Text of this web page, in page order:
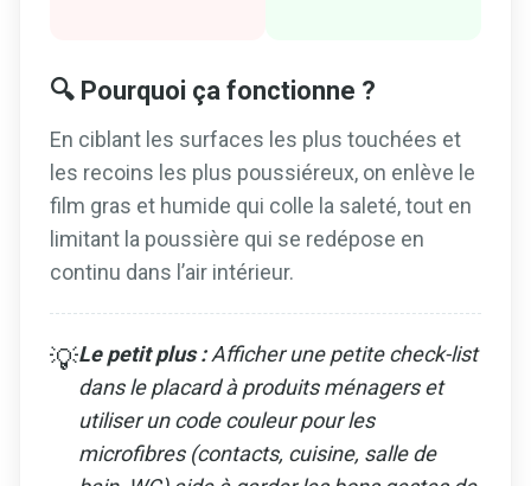
🔍 Pourquoi ça fonctionne ?
En ciblant les surfaces les plus touchées et
les recoins les plus poussiéreux, on enlève le
film gras et humide qui colle la saleté, tout en
limitant la poussière qui se redépose en
continu dans l’air intérieur.
💡Le petit plus :Afficher une petite check-list
dans le placard à produits ménagers et
utiliser un code couleur pour les
microfibres (contacts, cuisine, salle de